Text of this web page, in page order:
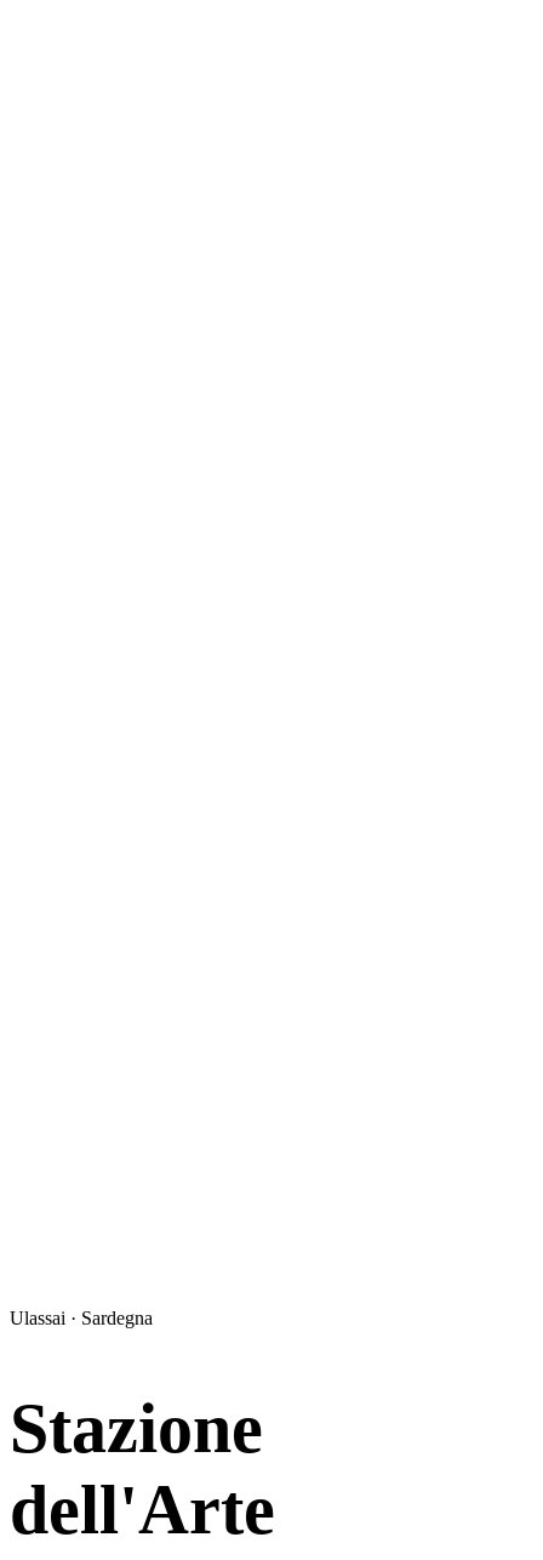
Ulassai · Sardegna
Stazione
dell'Arte